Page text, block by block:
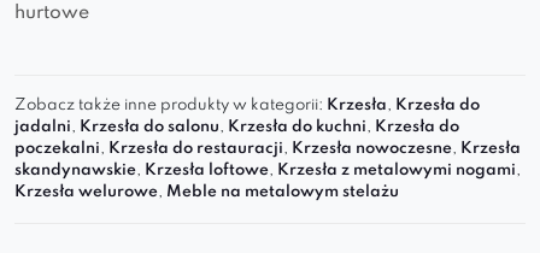
hurtowe
Zobacz także inne produkty w kategorii: Krzesła, Krzesła do
jadalni, Krzesła do salonu, Krzesła do kuchni, Krzesła do
poczekalni, Krzesła do restauracji, Krzesła nowoczesne, Krzesła
skandynawskie, Krzesła loftowe, Krzesła z metalowymi nogami,
Krzesła welurowe, Meble na metalowym stelażu